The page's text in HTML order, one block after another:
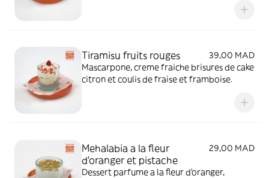
Tiramisu fruits rouges
39,00 MAD
Mascarpone, creme fraiche brisures de cake
citron et coulis de fraise et framboise.
Mehalabia a la fleur
d'oranger et pistache
29,00 MAD
Dessert parfume a la fleur d'oranger,